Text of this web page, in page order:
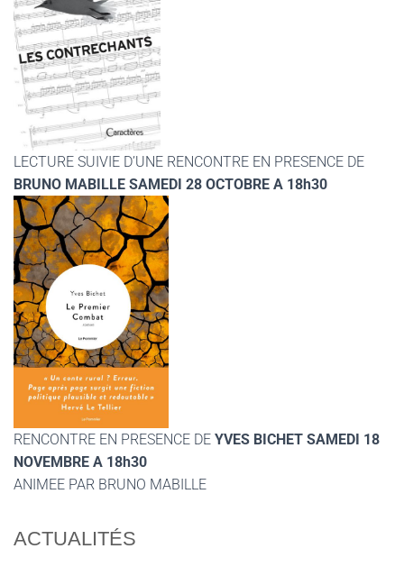
LECTURE SUIVIE D’UNE RENCONTRE EN PRESENCE DE
BRUNO MABILLE SAMEDI 28 OCTOBRE A 18h30
RENCONTRE EN PRESENCE DE YVES BICHET SAMEDI 18
NOVEMBRE A 18h30
ANIMEE PAR BRUNO MABILLE
ACTUALITÉS